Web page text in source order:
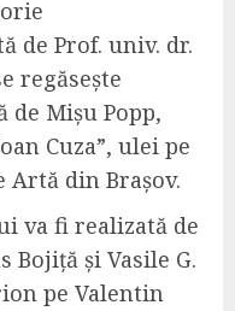
de Prof. univ. dr.
regăsește
Mișu Popp,
Cuza”, ulei pe
Artă din Brașov.
va fi realizată de
Bojiță și Vasile G.
pe Valentin